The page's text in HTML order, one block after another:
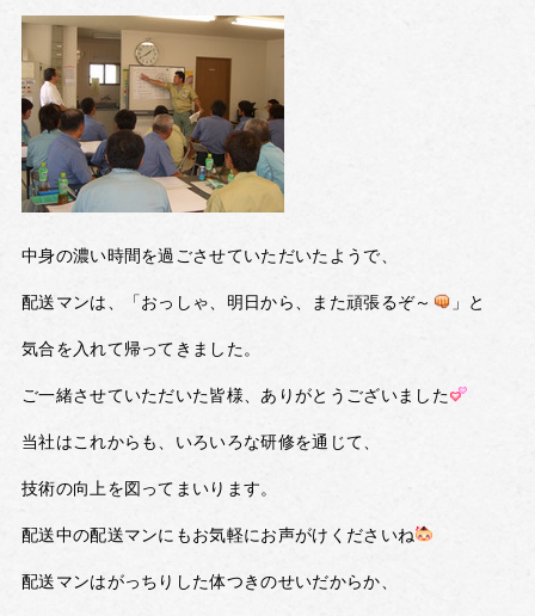
中身の濃い時間を過ごさせていただいたようで、
配送マンは、「おっしゃ、明日から、また頑張るぞ～ 」と
気合を入れて帰ってきました。
ご一緒させていただいた皆様、ありがとうございました
当社はこれからも、いろいろな研修を通じて、
技術の向上を図ってまいります。
配送中の配送マンにもお気軽にお声がけくださいね
配送マンはがっちりした体つきのせいだからか、